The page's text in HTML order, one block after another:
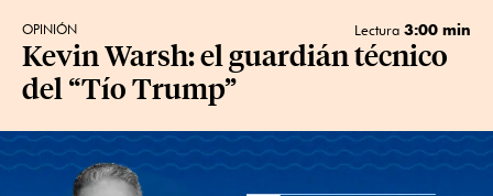
OPINIÓN Lectura 3:00 min
Kevin Warsh: el guardián técnico
del “Tío Trump”